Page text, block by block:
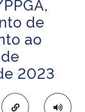
de
ao
2023
Copiar para área